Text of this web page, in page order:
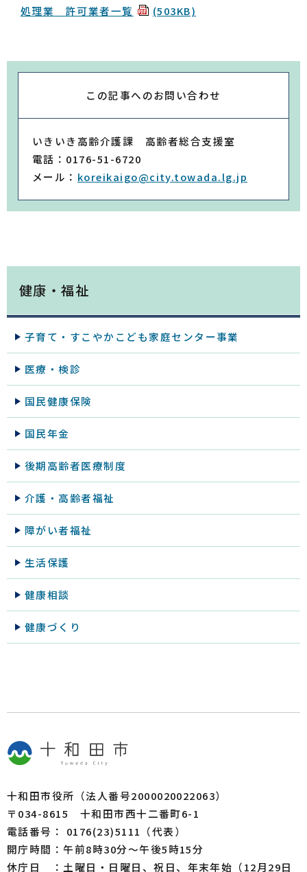
処理業 許可業者一覧
(503KB)
この記事へのお問い合わせ
いきいき高齢介護課 高齢者総合支援室
電話：0176-51-6720
メール： koreikaigo@city.towada.lg.jp
健康・福祉
子育て・すこやかこども家庭センター事業
医療・検診
国民健康保険
国民年金
後期高齢者医療制度
介護・高齢者福祉
障がい者福祉
生活保護
健康相談
健康づくり
十和田市役所（法人番号2000020022063）
〒034-8615 十和田市西十二番町6-1
電話番号： 0176(23)5111（代表）
開庁時間：午前8時30分～午後5時15分
休庁日 ：土曜日・日曜日、祝日、年末年始（12月29日